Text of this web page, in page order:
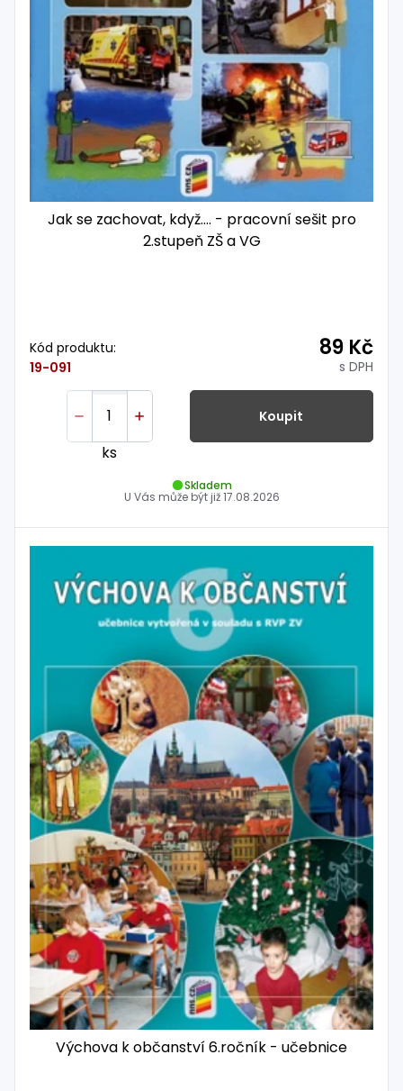
Jak se zachovat, když.... - pracovní sešit pro
2.stupeň ZŠ a VG
Kód produktu:
19-091
89 Kč
s DPH
ks
Koupit
Skladem
U Vás může být již17.08.2026
Výchova k občanství 6.ročník - učebnice